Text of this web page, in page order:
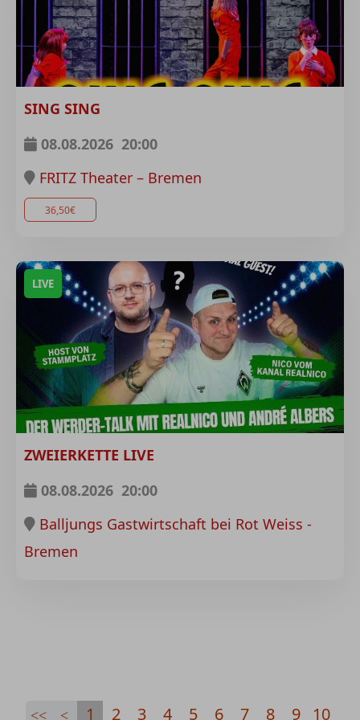
SING SING
08.08.2026 20:00
FRITZ Theater – Bremen
36,50€
LIVE
ZWEIERKETTE LIVE
08.08.2026 20:00
Balljungs Gastwirtschaft bei Rot Weiss -
Bremen
1 2 3 4 5 6 7 8 9 10